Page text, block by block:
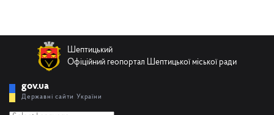
Шептицький
Офіційний геопортал Шептицької міської ради
gov.ua
Державні сайти України